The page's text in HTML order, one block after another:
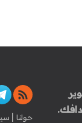
حولنا |